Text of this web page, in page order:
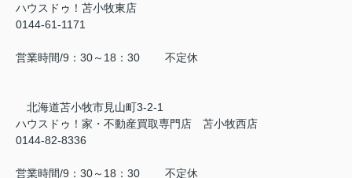
ハウスドゥ！苫小牧東店
0144-61-1171
営業時間/9：30～18：30 不定休
北海道苫小牧市見山町3-2-1
ハウスドゥ！家・不動産買取専門店 苫小牧西店
0144-82-8336
営業時間/9：30～18：30 不定休